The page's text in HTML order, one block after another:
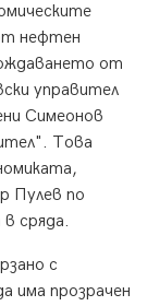
нефтен
от
управител
Симеонов
Това
Пулев по
сряда.
с
има прозрачен